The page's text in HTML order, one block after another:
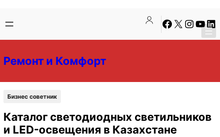
содержимому
содержимому
Facebook
X Instagram
Ремонт и Комфорт
Бизнес советник
Каталог светодиодных светильников
и LED-освещения в Казахстане